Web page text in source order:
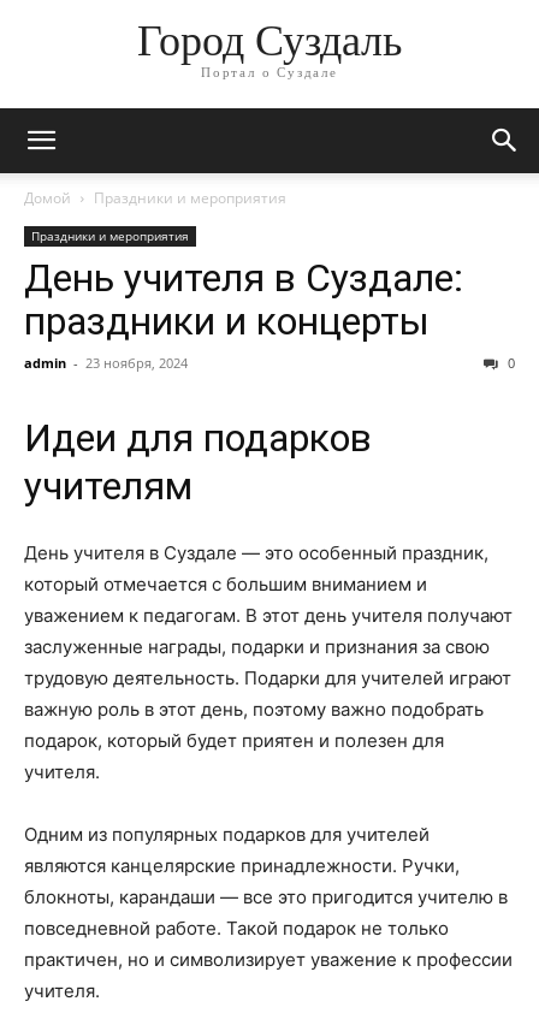
Город Суздаль
Портал о Суздале
Домой Праздники и мероприятия
Праздники и мероприятия
День учителя в Суздале:
праздники и концерты
admin - 23 ноября, 2024 0
Идеи для подарков
учителям
День учителя в Суздале — это особенный праздник,
который отмечается с большим вниманием и
уважением к педагогам. В этот день учителя получают
заслуженные награды, подарки и признания за свою
трудовую деятельность. Подарки для учителей играют
важную роль в этот день, поэтому важно подобрать
подарок, который будет приятен и полезен для
учителя.
Одним из популярных подарков для учителей
являются канцелярские принадлежности. Ручки,
блокноты, карандаши — все это пригодится учителю в
повседневной работе. Такой подарок не только
практичен, но и символизирует уважение к профессии
учителя.